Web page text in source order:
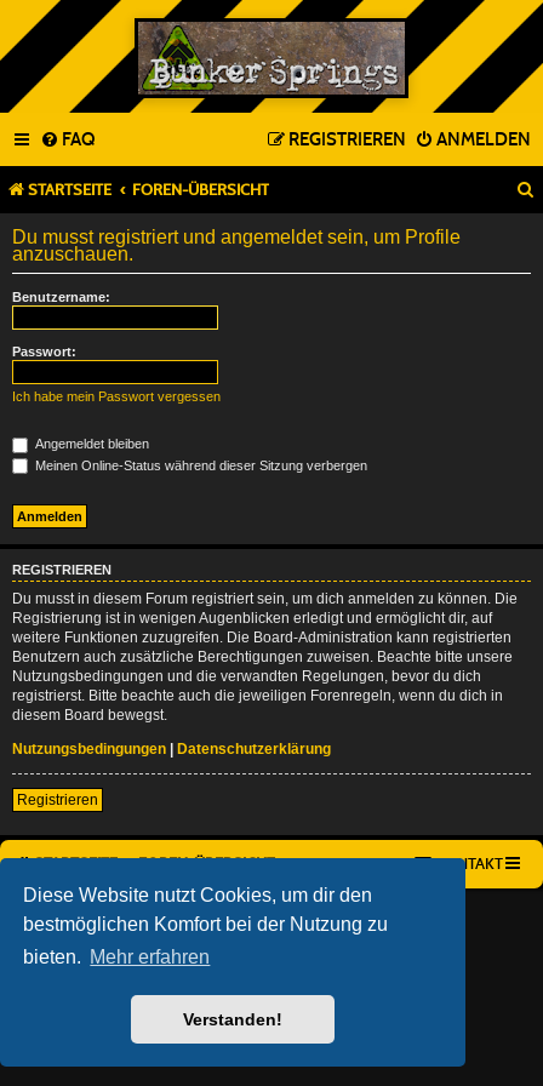
Diese Website nutzt Cookies, um dir den
bestmöglichen Komfort bei der Nutzung zu
bieten. Mehr erfahren
Verstanden!
FAQ ANMELDEN
REGISTRIEREN
STARTSEITE FOREN-ÜBERSICHT
Du musst registriert und angemeldet sein, um Profile
anzuschauen.
Benutzername:
Passwort:
Ich habe mein Passwort vergessen
Angemeldet bleiben
Meinen Online-Status während dieser Sitzung verbergen
REGISTRIEREN
Du musst in diesem Forum registriert sein, um dich anmelden zu können. Die
Registrierung ist in wenigen Augenblicken erledigt und ermöglicht dir, auf
weitere Funktionen zuzugreifen. Die Board-Administration kann registrierten
Benutzern auch zusätzliche Berechtigungen zuweisen. Beachte bitte unsere
Nutzungsbedingungen und die verwandten Regelungen, bevor du dich
registrierst. Bitte beachte auch die jeweiligen Forenregeln, wenn du dich in
diesem Board bewegst.
Nutzungsbedingungen | Datenschutzerklärung
Registrieren
STARTSEITE FOREN-ÜBERSICHT KONTAKT
AÇIEEED! STYLE BYIAN BRADLEY
POWERED BY PHPBB ® FORUM SOFTWARE © PHPBB LIMITED
DEUTSCHE ÜBERSETZUNG DURCH